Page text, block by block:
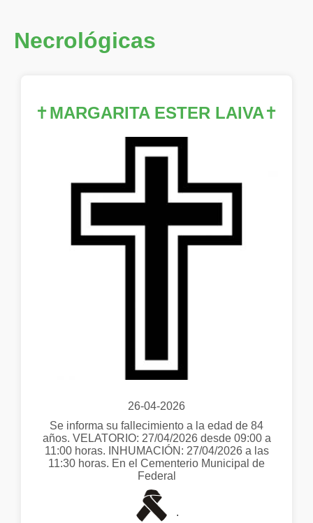
Necrológicas
✝MARGARITA ESTER LAIVA✝
26-04-2026
Se informa su fallecimiento a la edad de 84
años. VELATORIO: 27/04/2026 desde 09:00 a
11:00 horas. INHUMACIÓN: 27/04/2026 a las
11:30 horas. En el Cementerio Municipal de
Federal
.